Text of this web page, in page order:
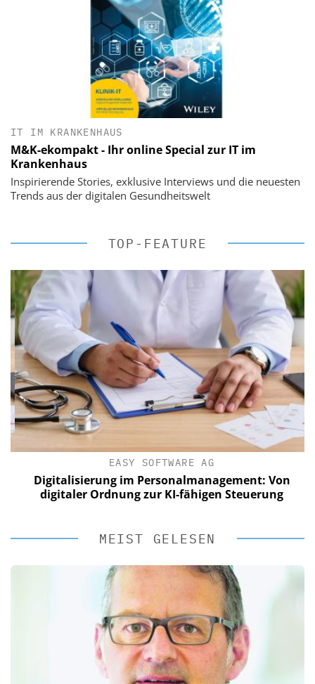
IT IM KRANKENHAUS
M&K-ekompakt - Ihr online Special zur IT im
Krankenhaus
Inspirierende Stories, exklusive Interviews und die neuesten
Trends aus der digitalen Gesundheitswelt
TOP-FEATURE
EASY SOFTWARE AG
Digitalisierung im Personalmanagement: Von
digitaler Ordnung zur KI-fähigen Steuerung
MEIST GELESEN